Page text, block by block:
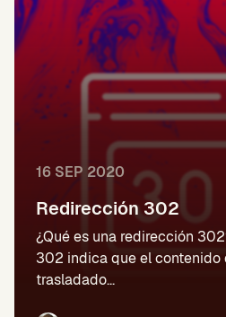
16 SEP 2020
Redirección 302
¿Qué es una redirección
302 indica que el contenido
trasladado...